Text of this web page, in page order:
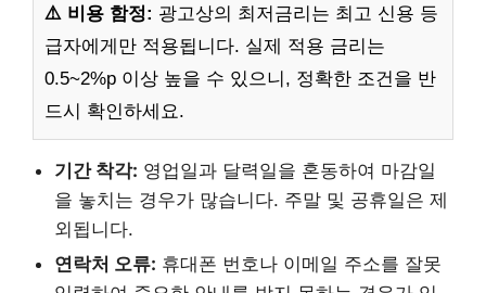
⚠️ 비용 함정: 광고상의 최저금리는 최고 신용 등
급자에게만 적용됩니다. 실제 적용 금리는
0.5~2%p 이상 높을 수 있으니, 정확한 조건을 반
드시 확인하세요.
기간 착각: 영업일과 달력일을 혼동하여 마감일
을 놓치는 경우가 많습니다. 주말 및 공휴일은 제
외됩니다.
연락처 오류: 휴대폰 번호나 이메일 주소를 잘못